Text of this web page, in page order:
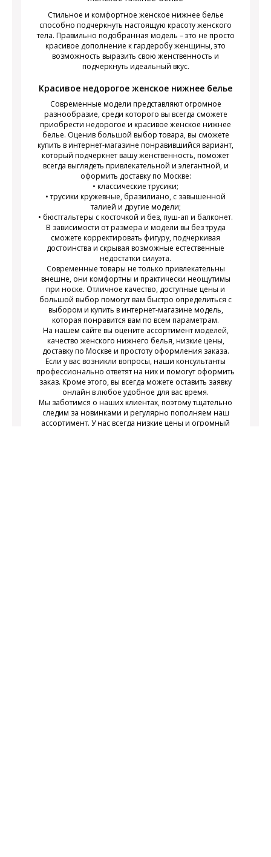
Стильное и комфортное женское нижнее белье
способно подчеркнуть настоящую красоту женского
тела. Правильно подобранная модель – это не просто
красивое дополнение к гардеробу женщины, это
возможность выразить свою женственность и
подчеркнуть идеальный вкус.
Красивое недорогое женское нижнее белье
Современные модели представляют огромное
разнообразие, среди которого вы всегда сможете
приобрести недорогое и красивое женское нижнее
белье. Оценив большой выбор товара, вы сможете
купить в интернет-магазине понравившийся вариант,
который подчеркнет вашу женственность, поможет
всегда выглядеть привлекательной и элегантной, и
оформить доставку по Москве:
• классические трусики;
• трусики кружевные, бразилиано, с завышенной
талией и другие модели;
• бюстгальтеры с косточкой и без, пуш-ап и балконет.
В зависимости от размера и модели вы без труда
сможете корректировать фигуру, подчеркивая
достоинства и скрывая возможные естественные
недостатки силуэта.
Современные товары не только привлекательны
внешне, они комфортны и практически неощутимы
при носке. Отличное качество, доступные цены и
большой выбор помогут вам быстро определиться с
выбором и купить в интернет-магазине модель,
которая понравится вам по всем параметрам.
На нашем сайте вы оцените ассортимент моделей,
качество женского нижнего белья, низкие цены,
доставку по Москве и простоту оформления заказа.
Если у вас возникли вопросы, наши консультанты
профессионально ответят на них и помогут оформить
заказ. Кроме этого, вы всегда можете оставить заявку
онлайн в любое удобное для вас время.
Мы заботимся о наших клиентах, поэтому тщательно
следим за новинками и регулярно пополняем наш
ассортимент. У нас всегда низкие цены и огромный